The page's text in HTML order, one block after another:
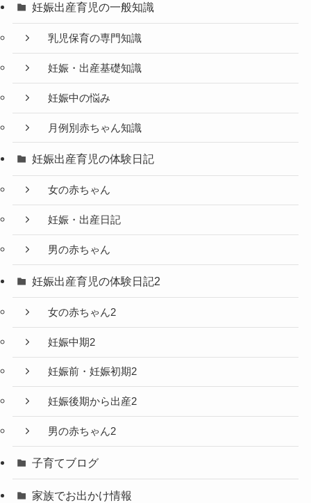
妊娠出産育児の一般知識
乳児保育の専門知識
妊娠・出産基礎知識
妊娠中の悩み
月例別赤ちゃん知識
妊娠出産育児の体験日記
女の赤ちゃん
妊娠・出産日記
男の赤ちゃん
妊娠出産育児の体験日記2
女の赤ちゃん2
妊娠中期2
妊娠前・妊娠初期2
妊娠後期から出産2
男の赤ちゃん2
子育てブログ
家族でお出かけ情報